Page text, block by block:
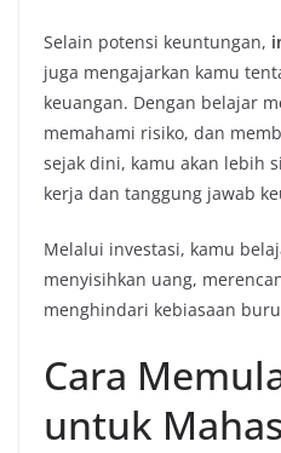
Selain potensi keuntungan,
juga mengajarkan kamu
keuangan. Dengan belajar
memahami risiko, dan
sejak dini, kamu akan lebih
kerja dan tanggung jawab
Melalui investasi, kamu
menyisihkan uang,
menghindari kebiasaan
Cara
untuk